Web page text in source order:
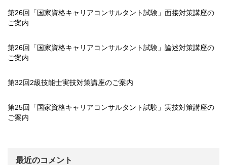
第26回「国家資格キャリアコンサルタント試験」面接対策講座の
ご案内
第26回「国家資格キャリアコンサルタント試験」論述対策講座の
ご案内
第32回2級技能士実技対策講座のご案内
第25回「国家資格キャリアコンサルタント試験」実技対策講座の
ご案内
最近のコメント